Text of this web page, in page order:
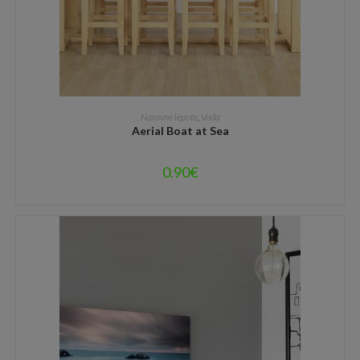
DODAJ V KOŠARICO
Naravne lepote, Voda
Aerial Boat at Sea
0.90€